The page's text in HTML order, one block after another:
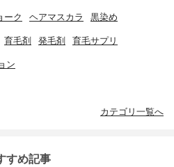
ーク ヘアマスカラ 黒染め
育毛剤 発毛剤 育毛サプリ
ン
カテゴリ一覧へ
すめ記事